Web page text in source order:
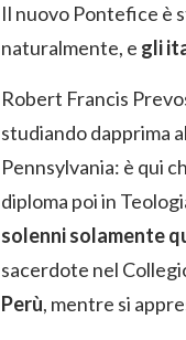
Il nuovo Pontefice è
naturalmente, e gli
Robert Francis
studiando dapprima
Pennsylvania: è qui
diploma poi in
solenni solamente
sacerdote nel
Perù, mentre si